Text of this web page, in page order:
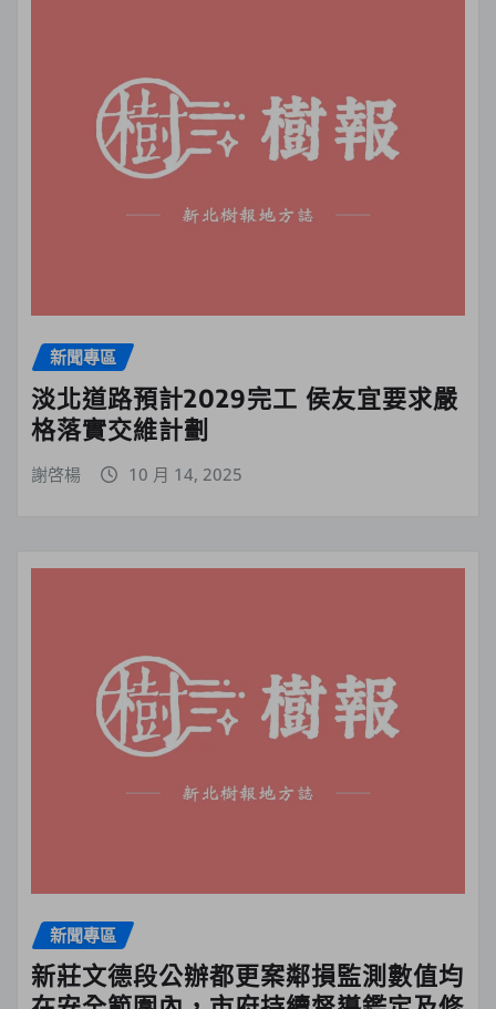
新聞專區
淡北道路預計2029完工 侯友宜要求嚴
格落實交維計劃
謝啓楊 10 月 14, 2025
新聞專區
新莊文德段公辦都更案鄰損監測數值均